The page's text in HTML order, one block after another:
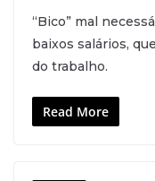
“Bico” mal
baixos salários,
do trabalho.
Read More